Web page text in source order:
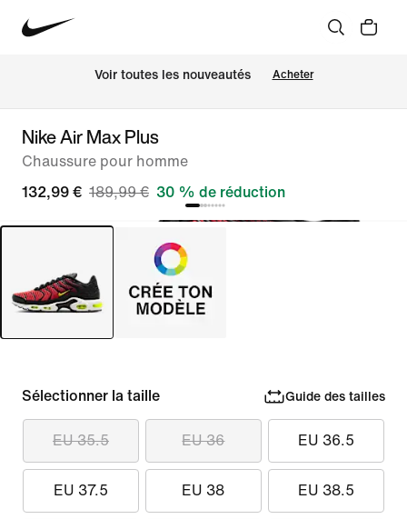
Voir toutes les nouveautés Acheter
Nike Air Max Plus
Chaussure pour homme
132,99 € 189,99 € 30 % de réduction
Sélectionner la taille Guide des tailles
EU 35.5 EU 36 EU 36.5
EU 37.5 EU 38 EU 38.5